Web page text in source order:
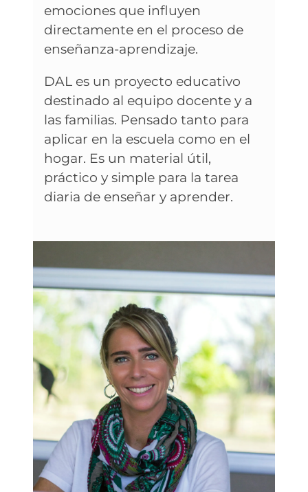
emociones que influyen
directamente en el proceso de
enseñanza-aprendizaje.
DAL es un proyecto educativo
destinado al equipo docente y a
las familias. Pensado tanto para
aplicar en la escuela como en el
hogar. Es un material útil,
práctico y simple para la tarea
diaria de enseñar y aprender.